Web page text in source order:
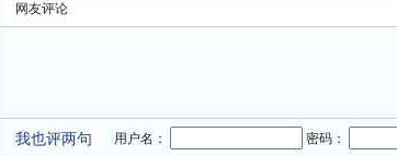
网友评论
我也评两句 用户名： 密码：